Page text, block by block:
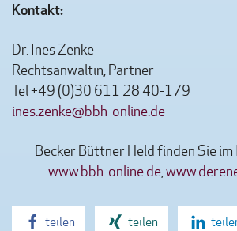
Kontakt:
Dr. Ines Zenke
Rechtsanwältin, Partner
Tel +49 (0)30 611 28 40-179
ines.zenke@bbh-online.de
Becker Büttner Held finden Sie
www.bbh-online.de,
teilen teilen